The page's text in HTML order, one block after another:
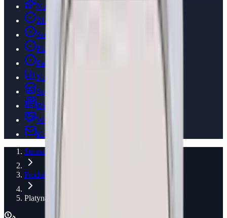
Nowości
Złoto
Srebro
Platyna
Pallad
Notowania
Sprzedawcy
Blog
Współpraca
Kontakt
Strona główna
Produkty
Platyna